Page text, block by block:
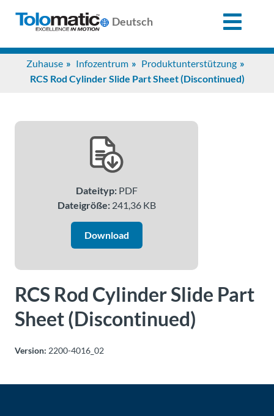
Deutsch
Zuhause Infozentrum
Produktunterstützung
RCS Rod Cylinder Slide Part Sheet (Discontinued)
Dateityp:PDF
Dateigröße:241,36 KB
Download
RCS Rod Cylinder Slide Part
Sheet (Discontinued)
Version: 2200-4016_02
Search
Unterstützung
Infozentrum
Anwendungen
Tolomatic
Kontakt
zu einem